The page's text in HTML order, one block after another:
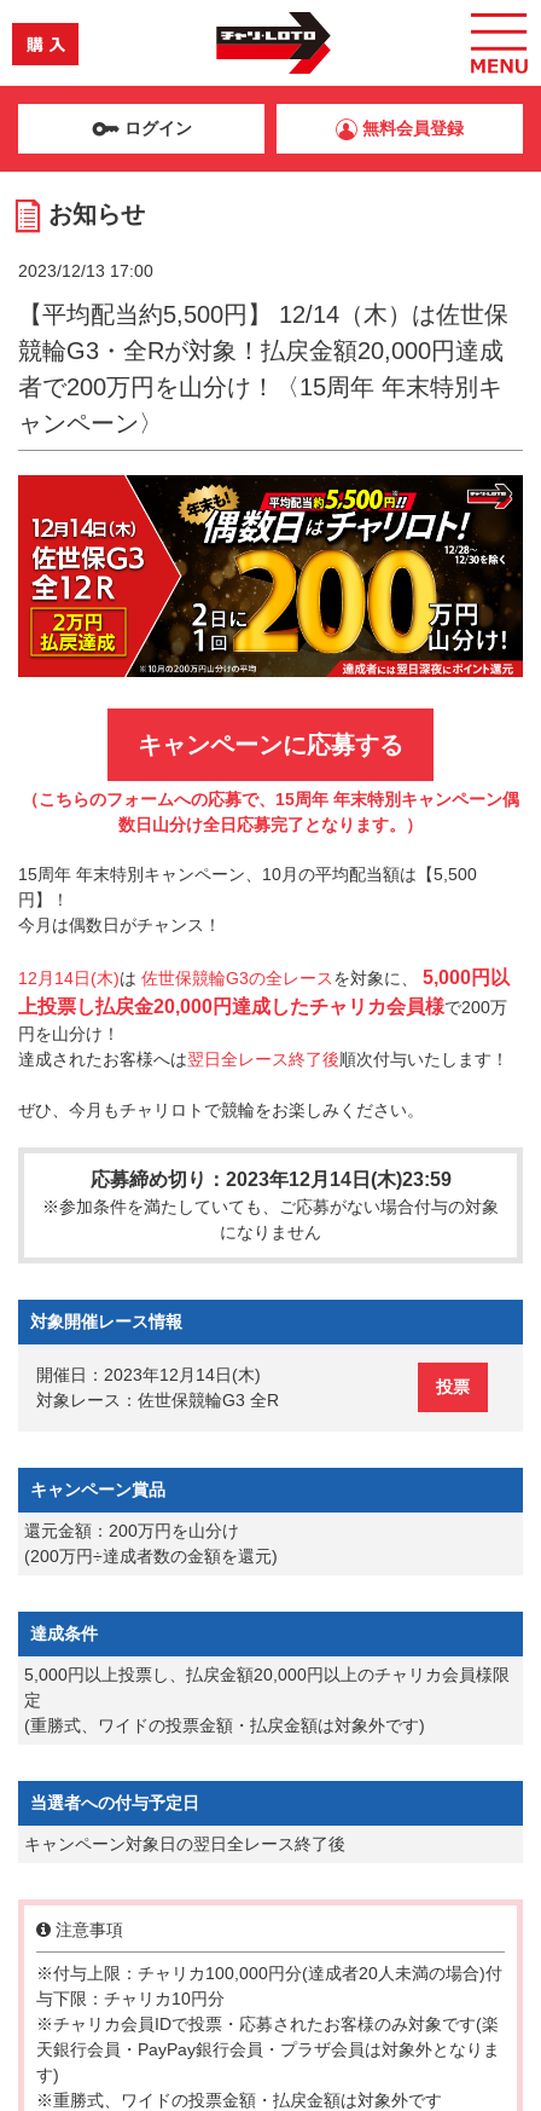
ログイン 無料会員登録
お知らせ
2023/12/13 17:00
【平均配当約5,500円】 12/14（木）は佐世保
競輪G3・全Rが対象！払戻金額20,000円達成
者で200万円を山分け！〈15周年 年末特別キ
ャンペーン〉
キャンペーンに応募する
（こちらのフォームへの応募で、15周年 年末特別キャンペーン偶
数日山分け全日応募完了となります。）
15周年 年末特別キャンペーン、10月の平均配当額は【5,500
円】！
今月は偶数日がチャンス！
12月14日(木)は 佐世保競輪G3の全レースを対象に、 5,000円以
上投票し払戻金20,000円達成したチャリカ会員様で200万
円を山分け！
達成されたお客様へは翌日全レース終了後 順次付与いたします！
ぜひ、今月もチャリロトで競輪をお楽しみください。
応募締め切り：2023年12月14日(木)23:59
※参加条件を満たしていても、ご応募がない場合付与の対象
になりません
対象開催レース情報
開催日：2023年12月14日(木)
対象レース：佐世保競輪G3 全R
投票
キャンペーン賞品
還元金額：200万円を山分け
(200万円÷達成者数の金額を還元)
達成条件
5,000円以上投票し、払戻金額20,000円以上のチャリカ会員様限
定
(重勝式、ワイドの投票金額・払戻金額は対象外です)
当選者への付与予定日
キャンペーン対象日の翌日全レース終了後
注意事項
※付与上限：チャリカ100,000円分(達成者20人未満の場合)付
与下限：チャリカ10円分
※チャリカ会員IDで投票・応募されたお客様のみ対象です(楽
天銀行会員・PayPay銀行会員・プラザ会員は対象外となりま
す)
※重勝式、ワイドの投票金額・払戻金額は対象外です